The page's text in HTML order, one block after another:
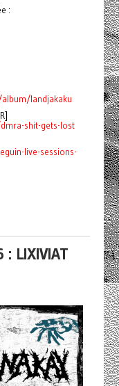
:
landjakaku
shit-gets-lost
live-sessions-
LIXIVIAT